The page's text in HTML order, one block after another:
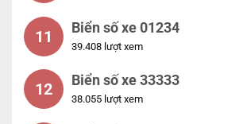
11 Biển số xe 01234
39.408 lượt xem
12 Biển số xe 33333
38.055 lượt xem